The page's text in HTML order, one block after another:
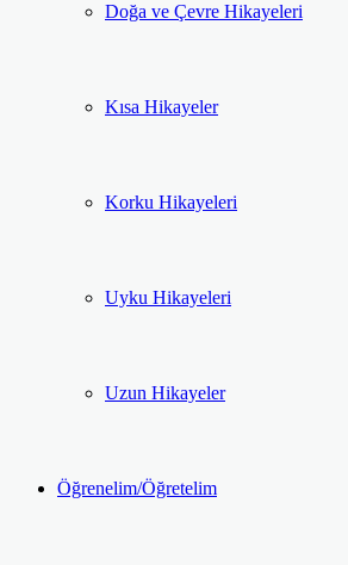
Doğa ve Çevre Hikayeleri
Kısa Hikayeler
Korku Hikayeleri
Uyku Hikayeleri
Uzun Hikayeler
Öğrenelim/Öğretelim